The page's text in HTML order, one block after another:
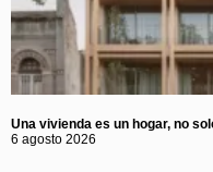
Una vivienda es un hogar, no
6 agosto 2026